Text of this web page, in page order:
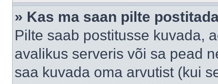
» Kas ma saan pilte
Pilte saab postitusse kuvada,
avalikus serveris või sa pead
saa kuvada oma arvutist (kui